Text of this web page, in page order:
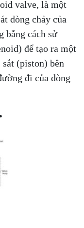
valve, là một
dòng chảy của
bằng cách sử
để tạo ra một
(piston) bên
đi của dòng